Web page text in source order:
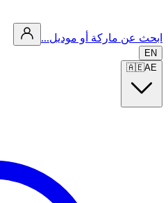
ابحث عن ماركة أو موديل...
EN
🇦🇪AE